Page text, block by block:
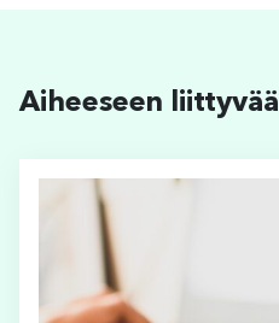
Aiheeseen liittyvää